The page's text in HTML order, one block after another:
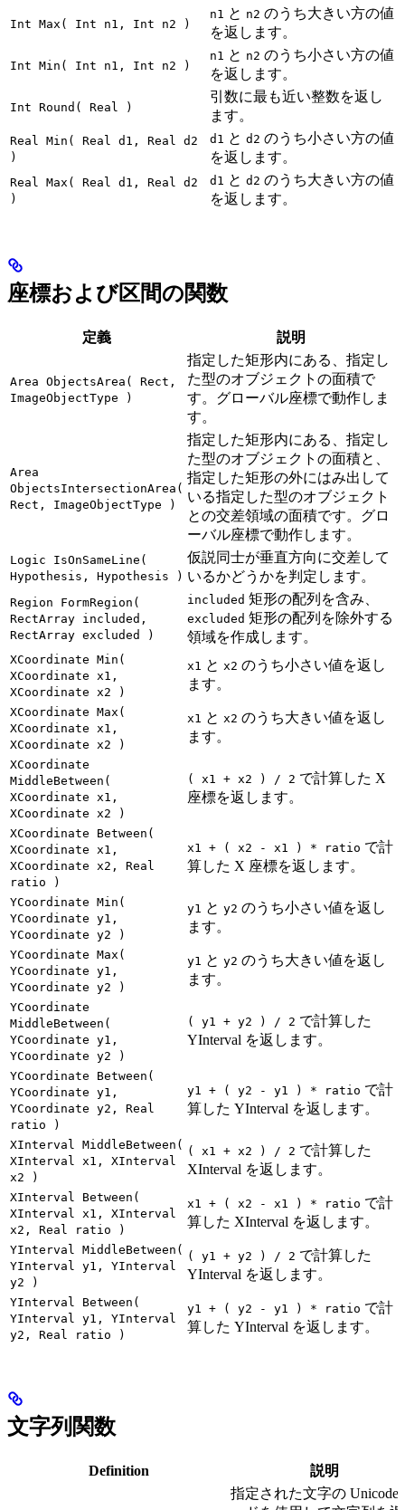
Int Max( Int n1, Int n2 )
n1 と n2 のうち大きい方の値
を返します。
Int Min( Int n1, Int n2 )
n1 と n2 のうち小さい方の値
を返します。
Int Round( Real )
引数に最も近い整数を返し
ます。
Real Min( Real d1, Real d2
)
d1 と d2 のうち小さい方の値
を返します。
Real Max( Real d1, Real d2
)
d1 と d2 のうち大きい方の値
を返します。
座標および区間の関数
定義 説明
Area ObjectsArea( Rect,
ImageObjectType )
指定した矩形内にある、指定し
た型のオブジェクトの面積で
す。グローバル座標で動作しま
す。
Area
ObjectsIntersectionArea(
Rect, ImageObjectType )
指定した矩形内にある、指定し
た型のオブジェクトの面積と、
指定した矩形の外にはみ出して
いる指定した型のオブジェクト
との交差領域の面積です。グロ
ーバル座標で動作します。
Logic IsOnSameLine(
Hypothesis, Hypothesis )
仮説同士が垂直方向に交差して
いるかどうかを判定します。
Region FormRegion(
RectArray included,
RectArray excluded )
included 矩形の配列を含み、
excluded 矩形の配列を除外する
領域を作成します。
XCoordinate Min(
XCoordinate x1,
XCoordinate x2 )
x1 と x2 のうち小さい値を返し
ます。
XCoordinate Max(
XCoordinate x1,
XCoordinate x2 )
x1 と x2 のうち大きい値を返し
ます。
XCoordinate
MiddleBetween(
XCoordinate x1,
XCoordinate x2 )
( x1 + x2 ) / 2 で計算した X
座標を返します。
XCoordinate Between(
XCoordinate x1,
XCoordinate x2, Real
ratio )
x1 + ( x2 - x1 ) * ratio で計
算した X 座標を返します。
YCoordinate Min(
YCoordinate y1,
YCoordinate y2 )
y1 と y2 のうち小さい値を返し
ます。
YCoordinate Max(
YCoordinate y1,
YCoordinate y2 )
y1 と y2 のうち大きい値を返し
ます。
YCoordinate
MiddleBetween(
YCoordinate y1,
YCoordinate y2 )
( y1 + y2 ) / 2 で計算した
YInterval を返します。
YCoordinate Between(
YCoordinate y1,
YCoordinate y2, Real
ratio )
y1 + ( y2 - y1 ) * ratio で計
算した YInterval を返します。
XInterval MiddleBetween(
XInterval x1, XInterval
x2 )
( x1 + x2 ) / 2 で計算した
XInterval を返します。
XInterval Between(
XInterval x1, XInterval
x2, Real ratio )
x1 + ( x2 - x1 ) * ratio で計
算した XInterval を返します。
YInterval MiddleBetween(
YInterval y1, YInterval
y2 )
( y1 + y2 ) / 2 で計算した
YInterval を返します。
YInterval Between(
YInterval y1, YInterval
y2, Real ratio )
y1 + ( y2 - y1 ) * ratio で計
算した YInterval を返します。
文字列関数
Definition
説明
指定された文字の Unicode